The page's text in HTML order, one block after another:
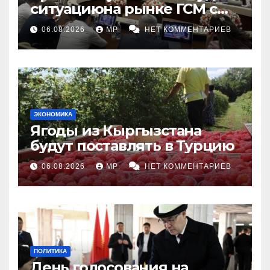
ситуациюна рынке ГСМ с
топливными компаниями
06.08.2026 MP НЕТ КОММЕНТАРИЕВ
ЭКОНОМИКА
Ягоды из Кыргызстана
будут поставлять в Турцию
06.08.2026 MP НЕТ КОММЕНТАРИЕВ
ПОЛИТИКА